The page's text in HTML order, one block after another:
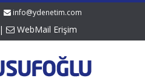
info@ydenetim.com
| WebMail Erişim